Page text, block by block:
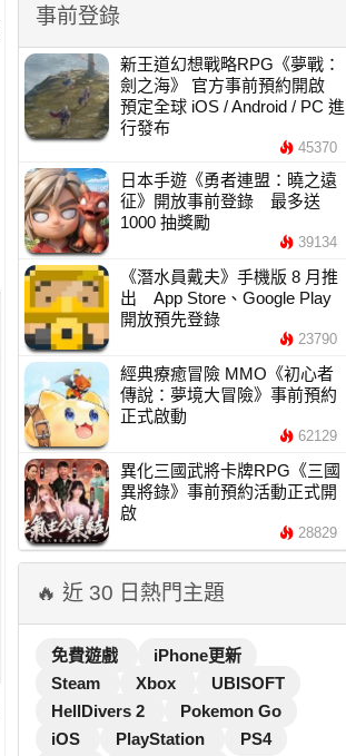
事前登錄
新王道幻想戰略RPG《夢戰：
劍之海》 官方事前預約開啟
預定全球 iOS / Android / PC 進
行發布
45370
日本手遊《勇者連盟：曉之遠
征》開放事前登錄 最多送
1000 抽獎勵
39134
《潛水員戴夫》手機版 8 月推
出 App Store、Google Play
開放預先登錄
23790
經典療癒冒險 MMO《初心者
傳說：夢境大冒險》事前預約
正式啟動
62129
異化三國武將卡牌RPG《三國
異將錄》事前預約活動正式開
啟
28829
🔥 近 30 日熱門主題
免費遊戲
iPhone更新
Steam
Xbox
UBISOFT
HellDivers 2
Pokemon Go
iOS
PlayStation
PS4